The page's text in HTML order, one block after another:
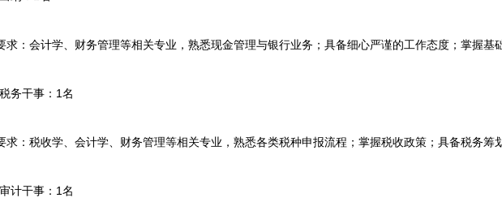
会计学、财务管理等相关专业，熟悉现金管理与银行业务；具备细心严谨的工作态度；掌握基础
干事：1名
税收学、会计学、财务管理等相关专业，熟悉各类税种申报流程；掌握税收政策；具备税务筹划
干事：1名